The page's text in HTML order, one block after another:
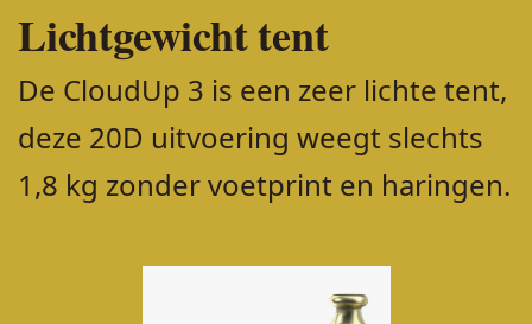
Lichtgewicht tent
De CloudUp 3 is een zeer lichte tent,
deze 20D uitvoering weegt slechts
1,8 kg zonder voetprint en haringen.